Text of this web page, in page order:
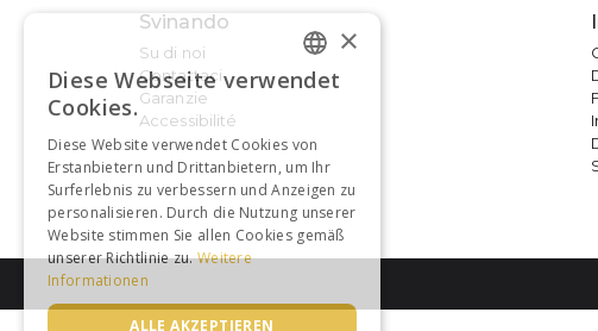
Svinando
Su di noi
Contattaci
Garanzie
Accessibilité
GERMAN
×
Diese Webseite verwendet
Cookies.
Diese Website verwendet Cookies von
Erstanbietern und Drittanbietern, um Ihr
Surferlebnis zu verbessern und Anzeigen zu
personalisieren. Durch die Nutzung unserer
Website stimmen Sie allen Cookies gemäß
unserer Richtlinie zu.Weitere
Informationen
ALLE AKZEPTIEREN